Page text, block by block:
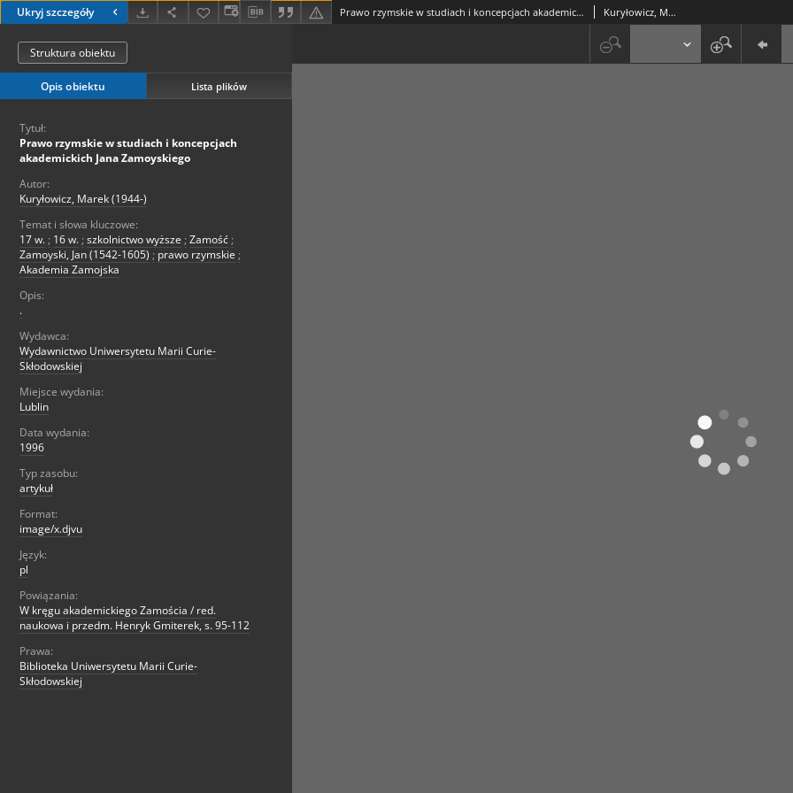
Ukryj szczegóły Prawo rzymskie w studiach i koncepcjach akademickich Jana Zamoyskiego Kuryłowicz, Marek (1944-)
Struktura obiektu
Opis obiektu Lista plików
Tytuł:
Prawo rzymskie w studiach i koncepcjach
akademickich Jana Zamoyskiego
Autor:
Kuryłowicz, Marek (1944-)
Temat i słowa kluczowe:
17 w. ; 16 w. ; szkolnictwo wyższe ; Zamość ;
Zamoyski, Jan (1542-1605) ; prawo rzymskie ;
Akademia Zamojska
Opis:
.
Wydawca:
Wydawnictwo Uniwersytetu Marii Curie-
Skłodowskiej
Miejsce wydania:
Lublin
Data wydania:
1996
Typ zasobu:
artykuł
Format:
image/x.djvu
Język:
pl
Powiązania:
W kręgu akademickiego Zamościa / red.
naukowa i przedm. Henryk Gmiterek, s. 95-112
Prawa:
Biblioteka Uniwersytetu Marii Curie-
Skłodowskiej